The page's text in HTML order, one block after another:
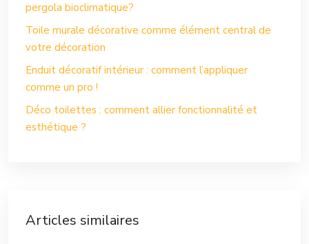
pergola bioclimatique?
Toile murale décorative comme élément central de
votre décoration
Enduit décoratif intérieur : comment l’appliquer
comme un pro !
Déco toilettes : comment allier fonctionnalité et
esthétique ?
Articles similaires